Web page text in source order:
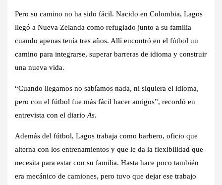
Pero su camino no ha sido fácil. Nacido en Colombia, Lagos
llegó a Nueva Zelanda como refugiado junto a su familia
cuando apenas tenía tres años. Allí encontró en el fútbol un
camino para integrarse, superar barreras de idioma y construir
una nueva vida.
“Cuando llegamos no sabíamos nada, ni siquiera el idioma,
pero con el fútbol fue más fácil hacer amigos”, recordó en
entrevista con el diario As.
Además del fútbol, Lagos trabaja como barbero, oficio que
alterna con los entrenamientos y que le da la flexibilidad que
necesita para estar con su familia. Hasta hace poco también
era mecánico de camiones, pero tuvo que dejar ese trabajo